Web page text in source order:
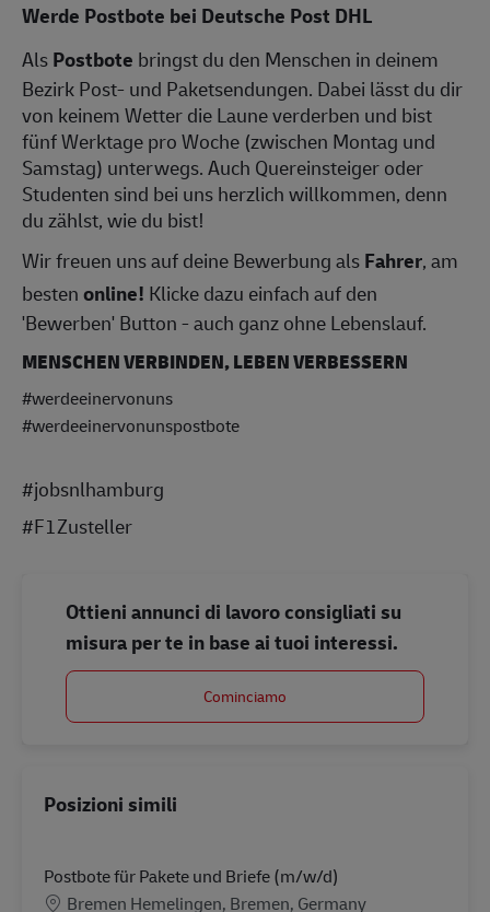
Werde Postbote bei Deutsche Post DHL
AlsPostbote bringst du den Menschen in deinem
Bezirk Post- und Paketsendungen. Dabei lässt du dir
von keinem Wetter die Laune verderben und bist
fünf Werktage pro Woche (zwischen Montag und
Samstag) unterwegs. Auch Quereinsteiger oder
Studenten sind bei uns herzlich willkommen, denn
du zählst, wie du bist!
Wir freuen uns auf deine Bewerbung alsFahrer, am
bestenonline! Klicke dazu einfach auf den
'Bewerben' Button - auch ganz ohne Lebenslauf.
MENSCHEN VERBINDEN, LEBEN VERBESSERN
#werdeeinervonuns
#werdeeinervonunspostbote
#jobsnlhamburg
#F1Zusteller
Ottieni annunci di lavoro consigliati su
misura per te in base ai tuoi interessi.
Cominciamo
Posizioni simili
Postbote für Pakete und Briefe (m/w/d)
SedeBremen Hemelingen, Bremen, Germany